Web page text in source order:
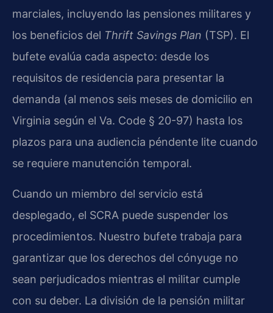
marciales, incluyendo las pensiones militares y
los beneficios del Thrift Savings Plan (TSP). El
bufete evalúa cada aspecto: desde los
requisitos de residencia para presentar la
demanda (al menos seis meses de domicilio en
Virginia según el Va. Code § 20-97) hasta los
plazos para una audiencia péndente lite cuando
se requiere manutención temporal.
Cuando un miembro del servicio está
desplegado, el SCRA puede suspender los
procedimientos. Nuestro bufete trabaja para
garantizar que los derechos del cónyuge no
sean perjudicados mientras el militar cumple
con su deber. La división de la pensión militar